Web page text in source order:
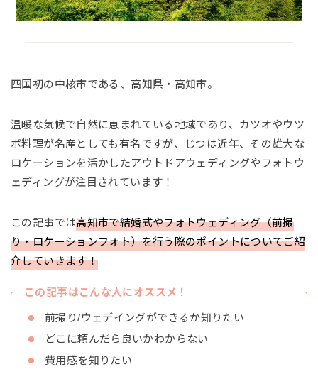
四国初の中核市である、高知県・高知市。
温暖な気候で自然に恵まれている地域であり、カツオやウツ
ボ料理が名産としても有名ですが、じつは近年、その雄大な
ロケーションを活かしたアウトドアウェディングやフォトウ
ェディングが注目されています！
この記事では高知市で結婚式やフォトウェディング（前撮
り・ロケーションフォト）を行う際のポイントについてご紹
介していきます！
この記事はこんな人にオススメ！
前撮り/ウェデイングができるか知りたい
どこに頼んだら良いかわからない
費用感を知りたい